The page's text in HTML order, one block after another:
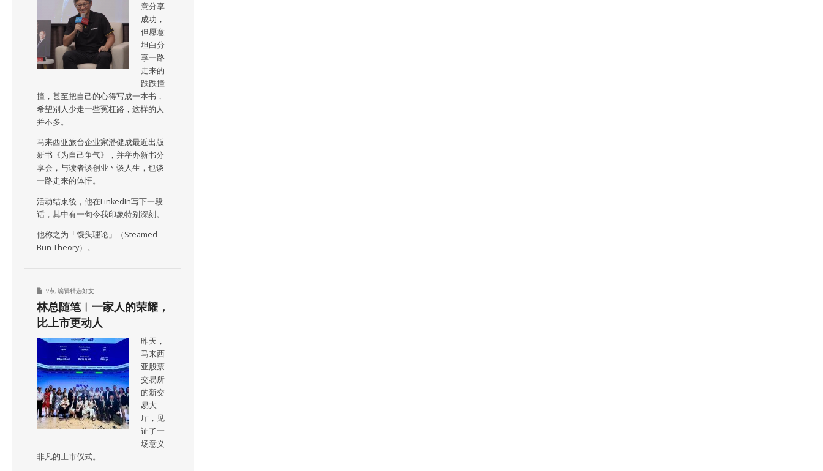
意分享
成功，
但愿意
坦白分
享一路
走来的
跌跌撞
撞，甚至把自己的心得写成一本书，
希望别人少走一些冤枉路，这样的人
并不多。
马来西亚旅台企业家潘健成最近出版
新书《为自己争气》，并举办新书分
享会，与读者谈创业丶谈人生，也谈
一路走来的体悟。
活动结束後，他在LinkedIn写下一段
话，其中有一句令我印象特别深刻。
他称之为「馒头理论」（Steamed
Bun Theory）。
9点 编辑精选好文
林总随笔︱一家人的荣耀，
比上市更动人
昨天，
马来西
亚股票
交易所
的新交
易大
厅，见
证了一
场意义
非凡的上市仪式。